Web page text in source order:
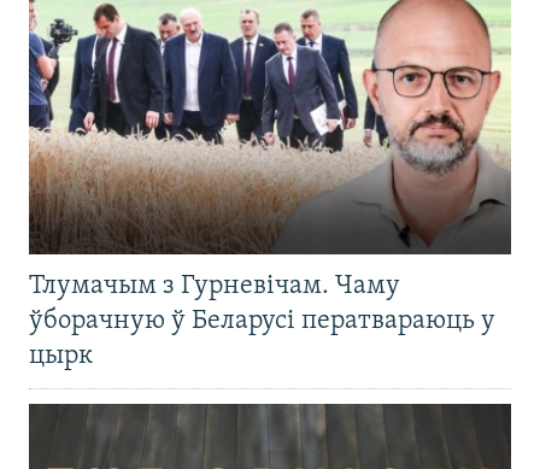
Тлумачым з Гурневічам. Чаму
ўборачную ў Беларусі ператвараюць у
цырк